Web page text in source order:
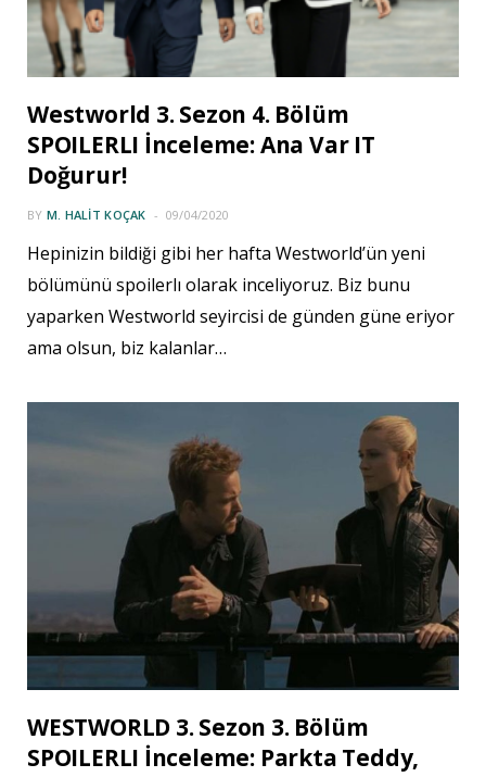
Westworld 3. Sezon 4. Bölüm
SPOILERLI İnceleme: Ana Var IT
Doğurur!
BY M. HALIT KOÇAK 09/04/2020
Hepinizin bildiği gibi her hafta Westworld’ün yeni
bölümünü spoilerlı olarak inceliyoruz. Biz bunu
yaparken Westworld seyircisi de günden güne eriyor
ama olsun, biz kalanlar…
WESTWORLD 3. Sezon 3. Bölüm
SPOILERLI İnceleme: Parkta Teddy,